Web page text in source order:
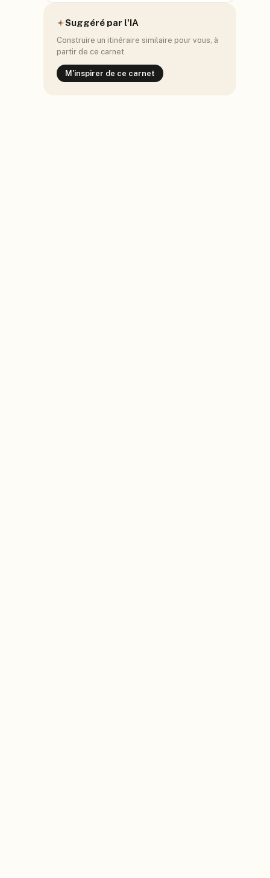
Suggéré par l'IA
Construire un itinéraire similaire pour vous, à
partir de ce carnet.
M'inspirer de ce carnet